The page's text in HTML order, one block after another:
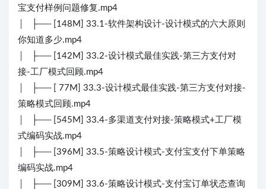
宝支付样例问题修复.mp4
│ ├── [148M] 33.1-软件架构设计-设计模式的六大原则
你知道多少.mp4
│ ├── [142M] 33.2-设计模式最佳实践-第三方支付对
接-工厂模式回顾.mp4
│ ├── [ 77M] 33.3-设计模式最佳实践-第三方支付对接-
策略模式回顾.mp4
│ ├── [545M] 33.4-多渠道支付对接-策略模式+工厂模
式编码实战.mp4
│ ├── [396M] 33.5-策略设计模式-支付宝支付下单策略
编码实战.mp4
│ ├── [309M] 33.6-策略设计模式-支付宝订单状态查询